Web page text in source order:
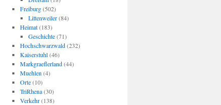
Freiburg(502)
Littenweiler(84)
Heimat(183)
Geschichte(71)
Hochschwarzwald(232)
Kaiserstuhl(46)
Markgraeflerland(44)
Muehlen (4)
Orte(10)
TriRhena(30)
Verkehr(138)